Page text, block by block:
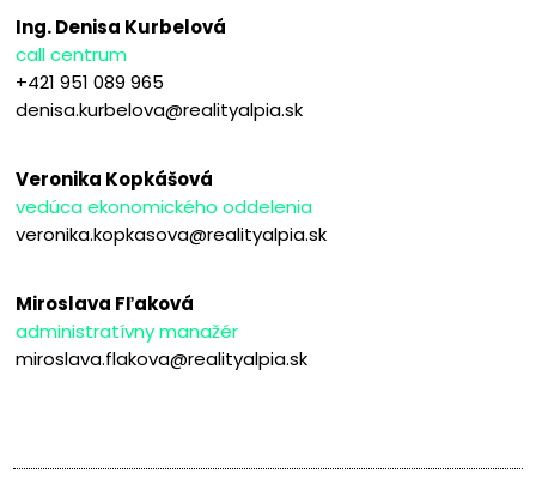
Ing. Denisa Kurbelová
call centrum
+421 951 089 965
denisa.kurbelova@realityalpia.sk
Veronika Kopkášová
vedúca ekonomického oddelenia
veronika.kopkasova@realityalpia.sk
Miroslava Fľaková
administratívny manažér
miroslava.flakova@realityalpia.sk